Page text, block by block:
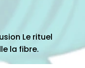
Le rituel
la fibre.